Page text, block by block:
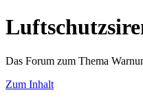
Das Forum zum Thema
Zum Inhalt